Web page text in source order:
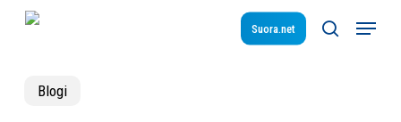
Suora.net
search
Menu
Blogi